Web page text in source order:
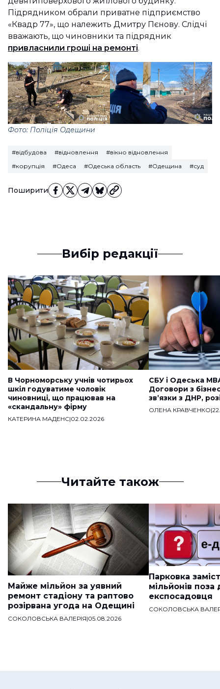
Поширити
Підрядником обрали приватне підприємство
«Квадр 77», що належить Дмитру Пєнову. Слідчі
вважають, що чиновники та підрядник
привласнили гроші на ремонті.
Фото: Поліція Одещини
#відбудова #відновлення
#вікно відновлення
#корупція
#Одеса #Одеська область #Одещина #суд
Вибір редакції
В Чорноморську учнів чотирьох
шкіл годуватиме чоловік
чиновниці, що працював на
«скандальну» фірму
КАТЕРИНА МАДЕНС|02.02.2026
СБУ і Одеська
Договори з
звʼязки з ДНР,
ОЛЕНА КРАВЧЕНКО|
Читайте також
Майже мільйон за уявний
ремонт стадіону та раптово
розірвана угода на Одещині
СОКОЛОВСЬКА ВАЛЕРІЯ|05.08.2026
Парковка
мільйонів поза
експосадовця
СОКОЛОВСЬКА